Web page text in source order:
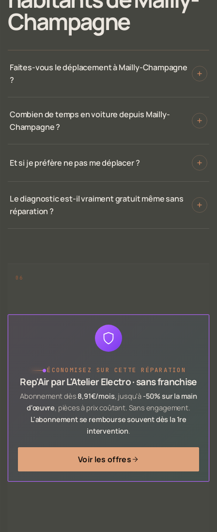
Champagne
Faites-vous le déplacement à Mailly-Champagne
?
Combien de temps en voiture depuis Mailly-
Champagne ?
Et si je préfère ne pas me déplacer ?
Le diagnostic est-il vraiment gratuit même sans
réparation ?
●ÉCONOMISEZ SUR CETTE RÉPARATION
Rep'Air par L'Atelier Electro · sans franchise
Abonnement dès 8,91€/mois, jusqu'à -50% sur la main
d'œuvre, pièces à prix coûtant. Sans engagement.
L'abonnement se rembourse souvent dès la 1re
intervention.
Voir les offres